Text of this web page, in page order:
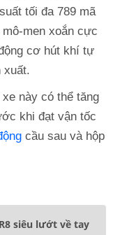
tối đa 789 mã
men xoắn cực
cơ hút khí tự
xuất.
này có thể tăng
khi đạt vận tốc
cầu sau và hộp
siêu lướt về tay